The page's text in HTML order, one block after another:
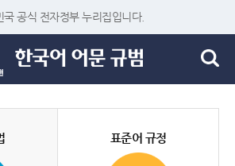
공식 전자정부 누리집입니다.
표준어 규정